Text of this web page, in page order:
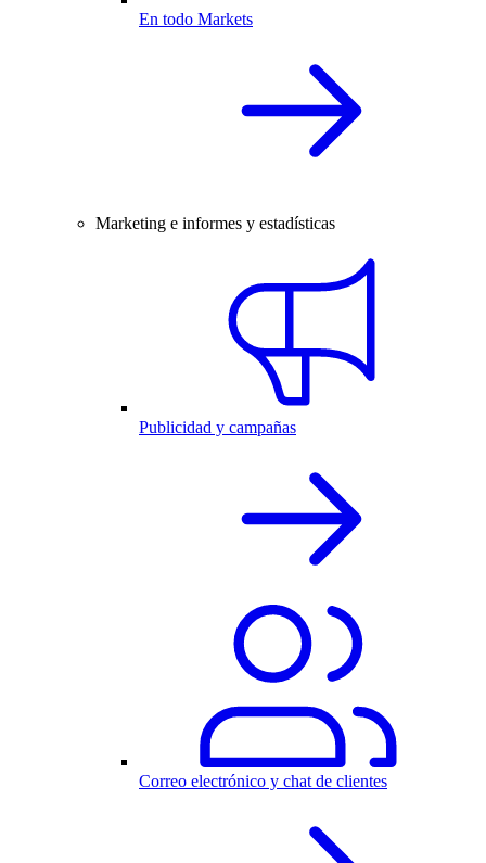
En todo Markets
Marketing e informes y estadísticas
Publicidad y campañas
Correo electrónico y chat de clientes